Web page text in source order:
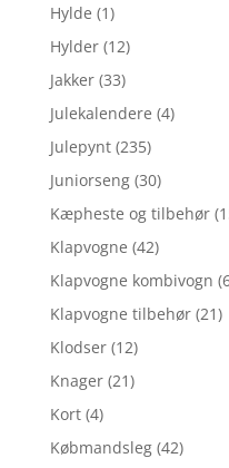
Hylde (1)
Hylder (12)
Jakker (33)
Julekalendere (4)
Julepynt (235)
Juniorseng (30)
Kæpheste og tilbehør
Klapvogne (42)
Klapvogne kombivogn
Klapvogne tilbehør (21)
Klodser (12)
Knager (21)
Kort (4)
Købmandsleg (42)